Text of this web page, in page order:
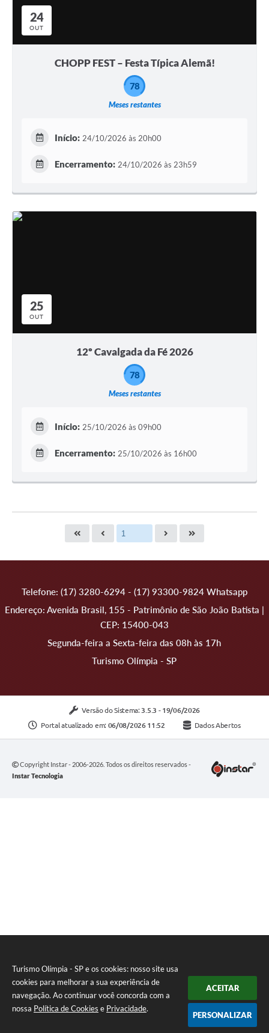
Turismo Olímpia - SP e os cookies: nosso site usa
cookies para melhorar a sua experiência de
navegação. Ao continuar você concorda com a
nossa Política de Cookies e Privacidade.
ACEITAR
PERSONALIZAR
24
OUT
CHOPP FEST – Festa Típica Alemã!
Meses restantes
78
Início: 24/10/2026 às 20h00
Encerramento: 24/10/2026 às 23h59
25
OUT
12º Cavalgada da Fé 2026
Meses restantes
78
Início: 25/10/2026 às 09h00
Encerramento: 25/10/2026 às 16h00
Telefone: (17) 3280-6294 - (17) 93300-9824 Whatsapp
Endereço: Avenida Brasil, 155 - Patrimônio de São João Batista |
CEP: 15400-043
Segunda-feira a Sexta-feira das 08h às 17h
Turismo Olímpia - SP
Versão do Sistema: 3.5.3 - 19/06/2026
Portal atualizado em: 06/08/2026 11:52 Dados Abertos
Copyright Instar - 2006-2026. Todos os direitos reservados -
Instar Tecnologia